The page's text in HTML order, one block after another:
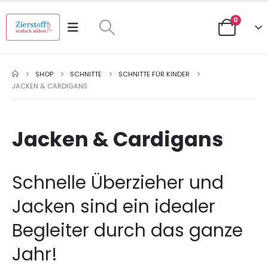
0
SHOP SCHNITTE
SCHNITTE FÜR KINDER
JACKEN & CARDIGANS
Jacken & Cardigans
Schnelle Überzieher und
Jacken sind ein idealer
Begleiter durch das ganze
Jahr!